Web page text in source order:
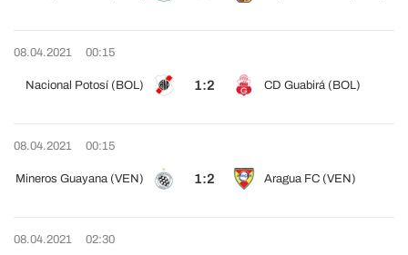
08.04.2021 00:15
Nacional Potosí (BOL) 1:2 CD Guabirá (BOL)
08.04.2021 00:15
Mineros Guayana (VEN) 1:2 Aragua FC (VEN)
08.04.2021 02:30